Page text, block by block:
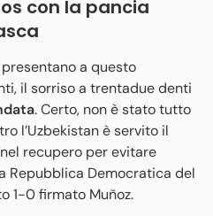
con la pancia
a questo
il sorriso a trentadue denti
. Certo, non è stato tutto
l’Uzbekistan è servito il
recupero per evitare
Repubblica Democratica del
1-0 firmato Muñoz.